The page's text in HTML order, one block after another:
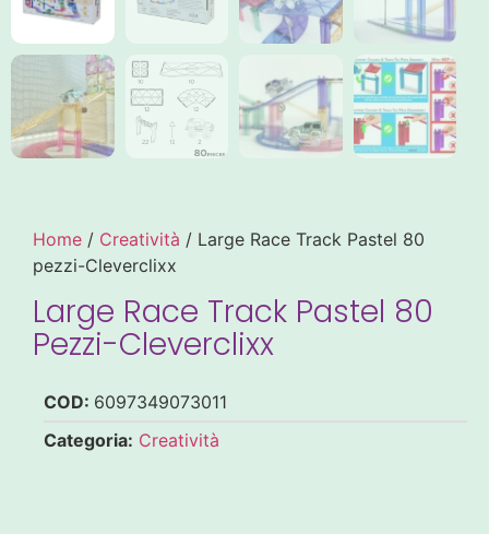
Home / Creatività / Large Race Track Pastel 80
pezzi-Cleverclixx
Large Race Track Pastel 80
Pezzi-Cleverclixx
COD: 6097349073011
Categoria: Creatività